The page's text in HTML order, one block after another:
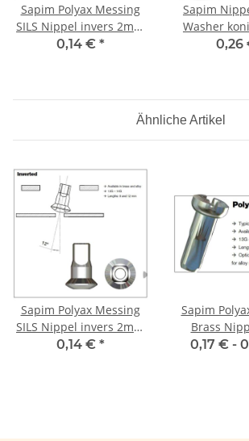
Sapim Polyax Messing
SILS Nippel invers 2mm
8,5mm
0,14 € *
Sapim
Washer
0,26
Ähnliche Artikel
Sapim Polyax Messing
SILS Nippel invers 2mm
8,5mm
0,14 € *
Sapim
Brass
12mm
0,17 € -